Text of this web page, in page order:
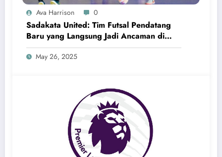
Ava Harrison 0
Sadakata United: Tim Futsal Pendatang
Baru yang Langsung Jadi Ancaman di
Liga Indonesia
May 26, 2025